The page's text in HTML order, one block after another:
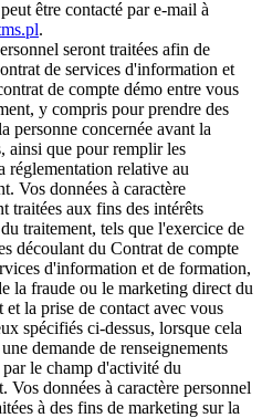
être contacté par e-mail à
.
seront traitées afin de
de services d'information et
de compte démo entre vous
y compris pour prendre des
personne concernée avant la
ainsi que pour remplir les
réglementation relative au
Vos données à caractère
traitées aux fins des intérêts
traitement, tels que l'exercice de
découlant du Contrat de compte
d'information et de formation,
la fraude ou le marketing direct du
et la prise de contact avec vous
spécifiés ci-dessus, lorsque cela
demande de renseignements
par le champ d'activité du
Vos données à caractère personnel
à des fins de marketing sur la